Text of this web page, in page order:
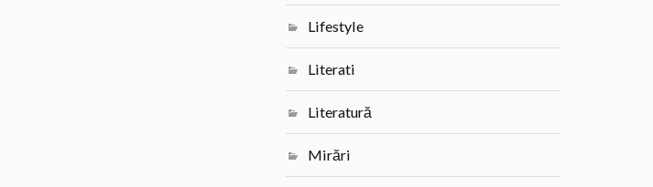
Lifestyle
Literati
Literatură
Mirări